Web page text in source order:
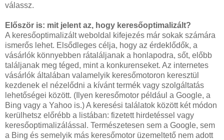
válassz.
Először is: mit jelent az, hogy keresőoptimalizált?
A keresőoptimalizált weboldal kifejezés már sokak számára
ismerős lehet. Elsődleges célja, hogy az érdeklődők, a
vásárlók könnyebben rátaláljanak a honlapodra, sőt, előbb
találjanak meg téged, mint a konkurenseket. Az internetes
vásárlók általában valamelyik keresőmotoron keresztül
kezdenek el nézelődni a kívánt termék vagy szolgáltatás
lehetőségei között. (Ilyen keresőmotor például a Google, a
Bing vagy a Yahoo is.) A keresési találatok között két módon
kerülhetsz előrébb a listában: fizetett hirdetéssel vagy
keresőoptimalizálással. Természetesen sem a Google, sem
a Bing és semelyik más keresőmotor üzemeltető nem adott